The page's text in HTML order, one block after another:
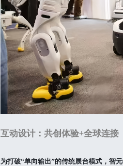
互动设计：共创体验+全球连接
为打破“单向输出”的传统展台模式，智